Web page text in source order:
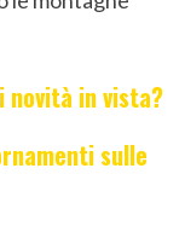
novità in vista?
sulle